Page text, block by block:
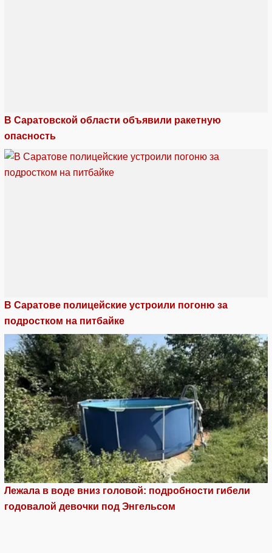
В Саратовской области объявили ракетную
опасность
В Саратове полицейские устроили погоню за
подростком на питбайке
Лежала в воде вниз головой: подробности гибели
годовалой девочки под Энгельсом